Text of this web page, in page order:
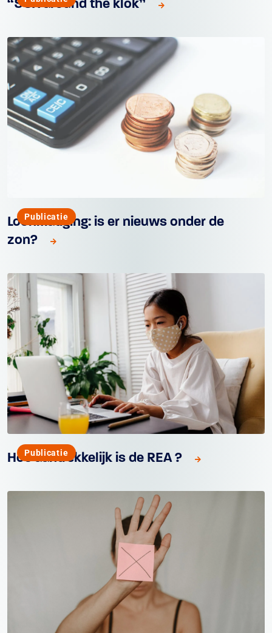
“SOX around the klok”
Publicatie
Loonmatiging: is er nieuws onder de
zon?
Publicatie
Hoe aantrekkelijk is de REA ?